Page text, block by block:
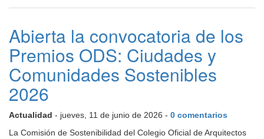
Abierta la convocatoria de los
Premios ODS: Ciudades y
Comunidades Sostenibles
2026
Actualidad - jueves, 11 de junio de 2026 - 0 comentarios
La Comisión de Sostenibilidad del Colegio Oficial de Arquitectos